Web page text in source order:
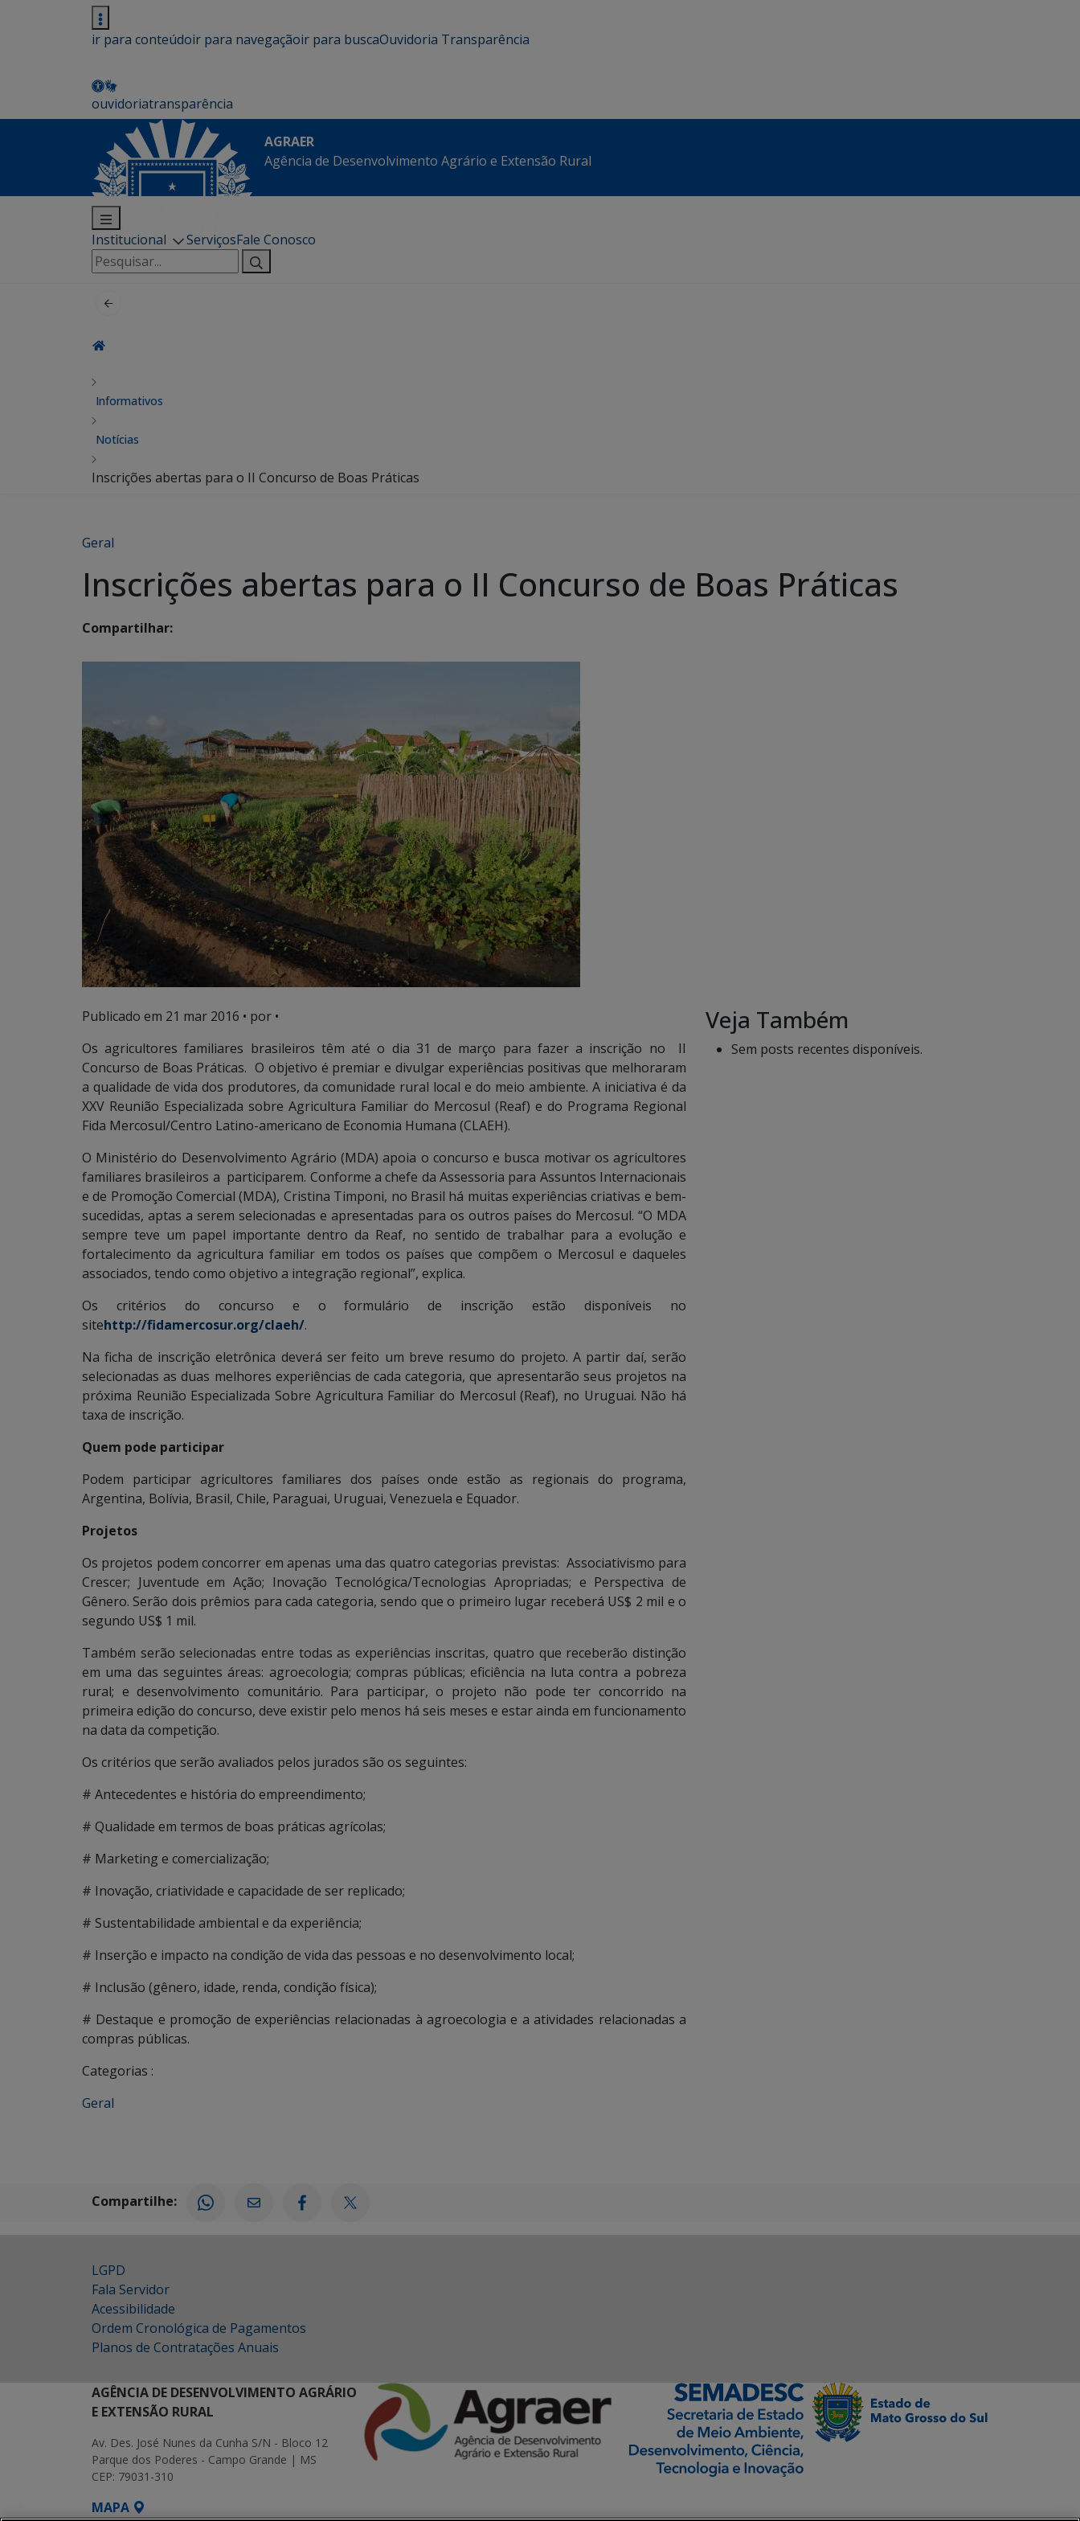
ir para conteúdoir para navegaçãoir para buscaOuvidoria Transparência
ouvidoriatransparência
AGRAER
Agência de Desenvolvimento Agrário e Extensão Rural
Institucional ServiçosFale Conosco
Pesquisar
por:
Informativos
Notícias
Inscrições abertas para o II Concurso de Boas Práticas
Geral
Inscrições abertas para o II Concurso de Boas Práticas
Compartilhar:
Publicado em 21 mar 2016 • por •
Os agricultores familiares brasileiros têm até o dia 31 de março para fazer a inscrição no II
Concurso de Boas Práticas. O objetivo é premiar e divulgar experiências positivas que melhoraram
a qualidade de vida dos produtores, da comunidade rural local e do meio ambiente. A iniciativa é da
XXV Reunião Especializada sobre Agricultura Familiar do Mercosul (Reaf) e do Programa Regional
Fida Mercosul/Centro Latino-americano de Economia Humana (CLAEH).
O Ministério do Desenvolvimento Agrário (MDA) apoia o concurso e busca motivar os agricultores
familiares brasileiros a participarem. Conforme a chefe da Assessoria para Assuntos Internacionais
e de Promoção Comercial (MDA), Cristina Timponi, no Brasil há muitas experiências criativas e bem-
sucedidas, aptas a serem selecionadas e apresentadas para os outros países do Mercosul. “O MDA
sempre teve um papel importante dentro da Reaf, no sentido de trabalhar para a evolução e
fortalecimento da agricultura familiar em todos os países que compõem o Mercosul e daqueles
associados, tendo como objetivo a integração regional”, explica.
Os critérios do concurso e o formulário de inscrição estão disponíveis no
sitehttp://fidamercosur.org/claeh/.
Na ficha de inscrição eletrônica deverá ser feito um breve resumo do projeto. A partir daí, serão
selecionadas as duas melhores experiências de cada categoria, que apresentarão seus projetos na
próxima Reunião Especializada Sobre Agricultura Familiar do Mercosul (Reaf), no Uruguai. Não há
taxa de inscrição.
Quem pode participar
Podem participar agricultores familiares dos países onde estão as regionais do programa,
Argentina, Bolívia, Brasil, Chile, Paraguai, Uruguai, Venezuela e Equador.
Projetos
Os projetos podem concorrer em apenas uma das quatro categorias previstas: Associativismo para
Crescer; Juventude em Ação; Inovação Tecnológica/Tecnologias Apropriadas; e Perspectiva de
Gênero. Serão dois prêmios para cada categoria, sendo que o primeiro lugar receberá US$ 2 mil e o
segundo US$ 1 mil.
Também serão selecionadas entre todas as experiências inscritas, quatro que receberão distinção
em uma das seguintes áreas: agroecologia; compras públicas; eficiência na luta contra a pobreza
rural; e desenvolvimento comunitário. Para participar, o projeto não pode ter concorrido na
primeira edição do concurso, deve existir pelo menos há seis meses e estar ainda em funcionamento
na data da competição.
Os critérios que serão avaliados pelos jurados são os seguintes:
# Antecedentes e história do empreendimento;
# Qualidade em termos de boas práticas agrícolas;
# Marketing e comercialização;
# Inovação, criatividade e capacidade de ser replicado;
# Sustentabilidade ambiental e da experiência;
# Inserção e impacto na condição de vida das pessoas e no desenvolvimento local;
# Inclusão (gênero, idade, renda, condição física);
# Destaque e promoção de experiências relacionadas à agroecologia e a atividades relacionadas a
compras públicas.
Categorias :
Geral
Veja Também
Sem posts recentes disponíveis.
Compartilhe:
LGPD
Fala Servidor
Acessibilidade
Ordem Cronológica de Pagamentos
Planos de Contratações Anuais
AGÊNCIA DE DESENVOLVIMENTO AGRÁRIO
E EXTENSÃO RURAL
Av. Des. José Nunes da Cunha S/N - Bloco 12
Parque dos Poderes - Campo Grande | MS
CEP: 79031-310
MAPA